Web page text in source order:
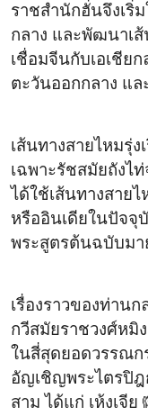
ราชสำนักฮั่นจึงเริ่
กลาง และพัฒนาเ
เชื่อมจีนกับเอเชียก
ตะวันออกกลาง แล
เส้นทางสายไหมรุ่
เฉพาะรัชสมัยถังไ
ได้ใช้เส้นทางสาย
หรืออินเดียในปัจจุ
พระสูตรต้นฉบับม
เรื่องราวของท่าน
กวีสมัยราชวงศ์หมิ
ในสี่สุดยอดวรรณก
อัญเชิญพระไตรปิฎ
สาม ได้แก่ เห้งเจี